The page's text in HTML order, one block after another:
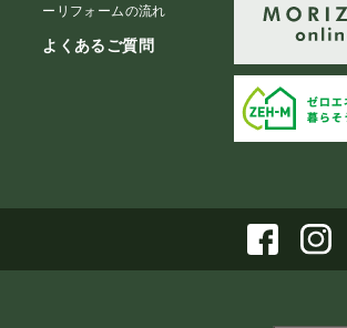
ー リフォームの流れ
よくあるご質問